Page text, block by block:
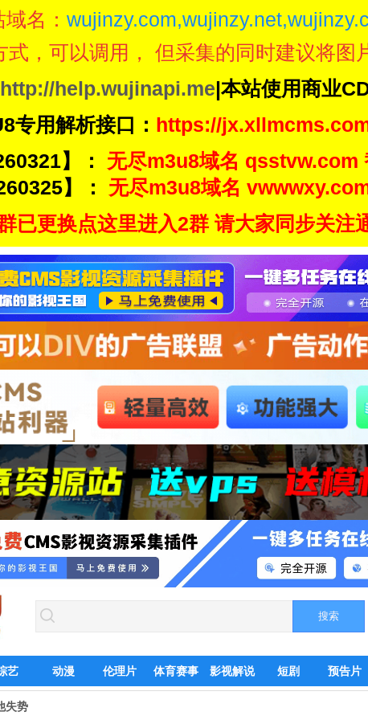
名：
，可以调用， 但采集的同时建议将图
http://help.wujinapi.me|本站使用商业
专用解析接口： https://
】：
无尽m3u8域名 qsstvw.com
】：
无尽m3u8域名
已更换点这里进入2群 请大家同步关注
艺 动漫 伦理片 体育赛事 影视解说 短剧 预告片
失势